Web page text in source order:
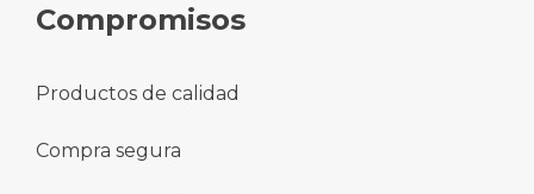
Compromisos
Productos de calidad
Compra segura